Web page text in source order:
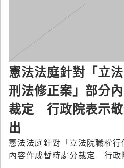
憲法法庭針對「立
刑法修正案」部分
裁定 行政院表示敬
出
憲法法庭針對「立法院職權
內容作成暫時處分裁定 行政